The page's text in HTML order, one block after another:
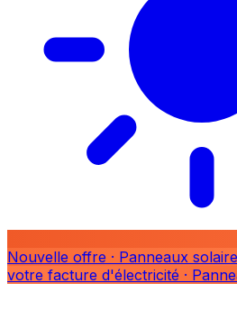
Nouvelle offre · Panneaux
votre facture d'électricité ·